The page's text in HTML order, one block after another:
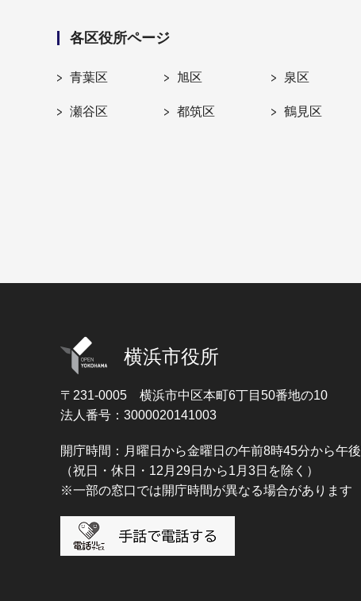
各区役所ページ
青葉区 旭区 泉区
瀬谷区 都筑区 鶴見区
横浜市役所
〒231-0005 横浜市中区本町6丁目50番地の10
法人番号：3000020141003
開庁時間：月曜日から金曜日の午前8時45分から午
（祝日・休日・12月29日から1月3日を除く）
※一部の窓口では開庁時間が異なる場合があります